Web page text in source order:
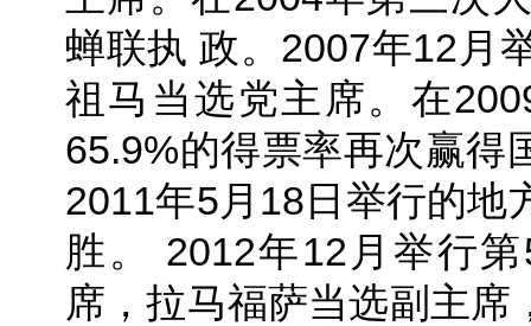
蝉联执 政。2007年12月
祖马当选党主席。在
65.9%的得票率再次赢得
2011年5月18日举行的地
胜。 2012年12月举行
席，拉马福萨当选副主席